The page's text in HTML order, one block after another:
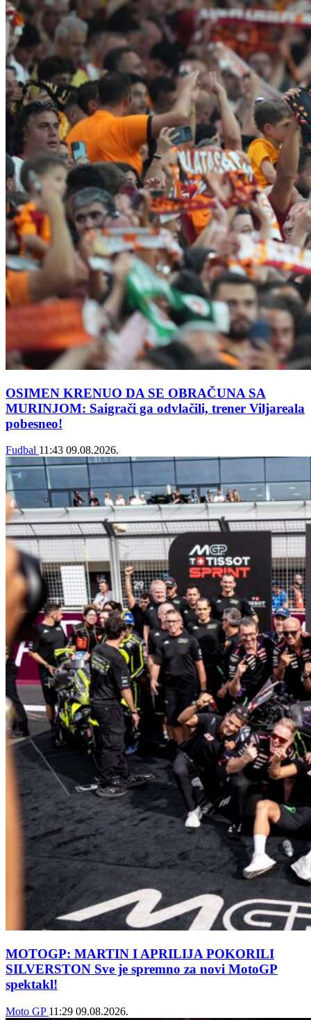
OSIMEN KRENUO DA SE OBRAČUNA SA
MURINJOM: Saigrači ga odvlačili, trener Viljareala
pobesneo!
Fudbal 11:43 09.08.2026.
MOTOGP: MARTIN I APRILIJA POKORILI
SILVERSTON Sve je spremno za novi MotoGP
spektakl!
Moto GP 11:29 09.08.2026.